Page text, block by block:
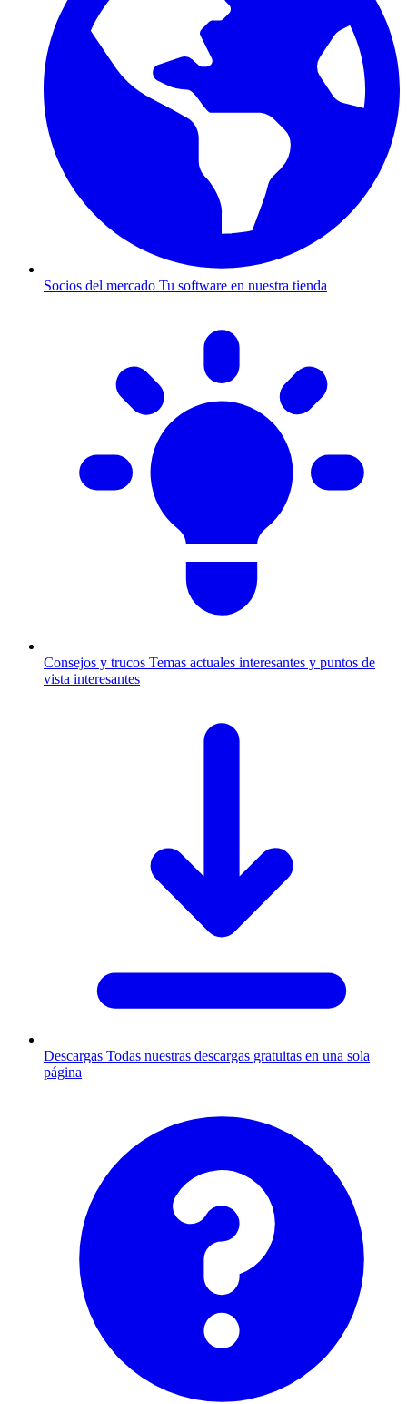
Socios del mercado Tu software en nuestra tienda
Consejos y trucos Temas actuales interesantes y puntos de
vista interesantes
Descargas Todas nuestras descargas gratuitas en una sola
página